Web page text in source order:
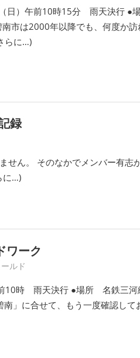
日）午前10時15分 雨天決行 ●
市は2000年以降でも、何度か訪
らに…)
録
せん。 そのなかでメンバー有志
に…)
ワーク
ルド
10時 雨天決行 ●場所 名鉄三河
」に合せて、もう一度確認して